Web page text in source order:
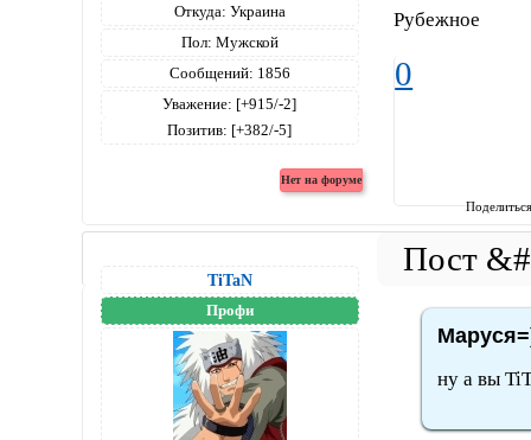
Откуда: Украина
Пол: Мужской
Сообщений: 1856
Уважение: [+915/-2]
Позитив: [+382/-5]
Рубежное
0
TiTaN
Профи
ну а вы